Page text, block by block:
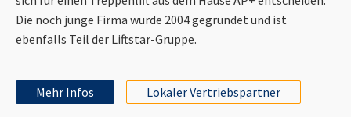
Die noch junge Firma wurde 2004 gegründet und ist
ebenfalls Teil der Liftstar-Gruppe.
Mehr Infos Lokaler Vertriebspartner